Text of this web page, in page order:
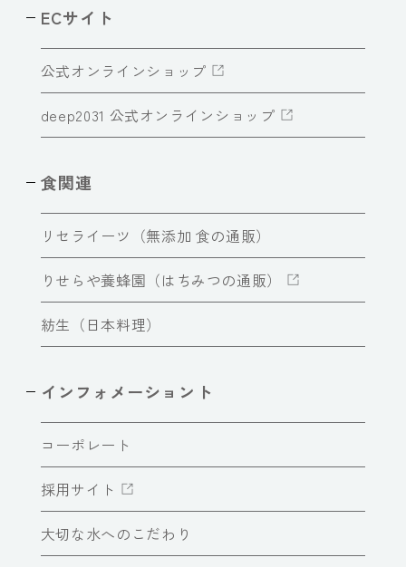
ECサイト
公式オンラインショップ
deep2031 公式オンラインショップ
食関連
リセライーツ（無添加 食の通販）
りせらや養蜂園（はちみつの通販）
紡生（日本料理）
インフォメーショント
コーポレート
採用サイト
大切な水へのこだわり